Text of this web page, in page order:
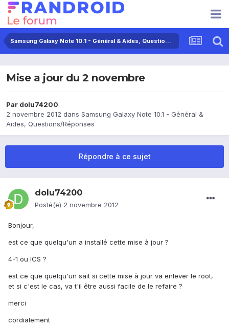
Samsung Galaxy Note 10.1 - Général & Aides, Questions/Réponses
Mise a jour du 2 novembre
Par dolu74200
2 novembre 2012 dans Samsung Galaxy Note 10.1 - Général &
Aides, Questions/Réponses
Répondre à ce sujet
dolu74200
Posté(e) 2 novembre 2012
Bonjour,
est ce que quelqu'un a installé cette mise à jour ?
4-1 ou ICS ?
est ce que quelqu'un sait si cette mise à jour va enlever le root,
et si c'est le cas, va t'il être aussi facile de le refaire ?
merci
cordialement